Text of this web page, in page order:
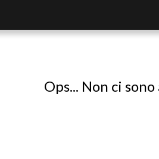
Ops... Non ci